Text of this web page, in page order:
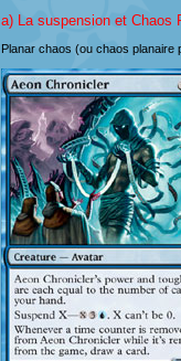
a) La suspension et Chaos
Planar chaos (ou chaos planaire